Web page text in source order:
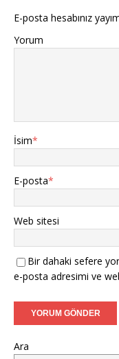
E-posta hesabınız
Yorum
İsim*
E-posta*
Web sitesi
Bir dahaki sefere
e-posta adresimi ve
Ara